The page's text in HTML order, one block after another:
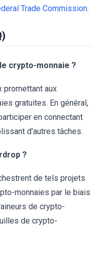
Trade Commission.
crypto-monnaie ?
promettant aux
gratuites. En général,
en connectant
d'autres tâches.
?
de tels projets
monnaies par le biais
de crypto-
de crypto-